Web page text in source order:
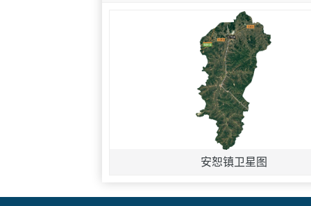
安恕镇卫星图